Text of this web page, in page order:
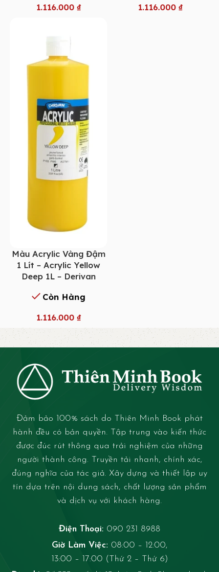
1.116.000 ₫
1.116.000₫
Màu Acrylic Vàng Đậm
1 Lít – Acrylic Yellow
Deep 1L – Derivan
Còn Hàng
1.116.000 ₫
Đảm bảo 100% sách do Thiên Minh Book phát
hành đều có bản quyền. Tập trung vào kiến thức
được đúc rút thông qua trải nghiệm của những
người thành công. Truyền tải nhanh, chính xác,
đúng nghĩa của tác giả. Xây dựng và thiết lập uy
tín dựa trên nội dung sách, chất lượng sản phẩm
và dịch vụ với khách hàng.
Điện Thoại: 090 231 8988
Giờ Làm Việc: 08:00 – 12:00,
13:00 – 17:00 (Thứ 2 – Thứ 6)